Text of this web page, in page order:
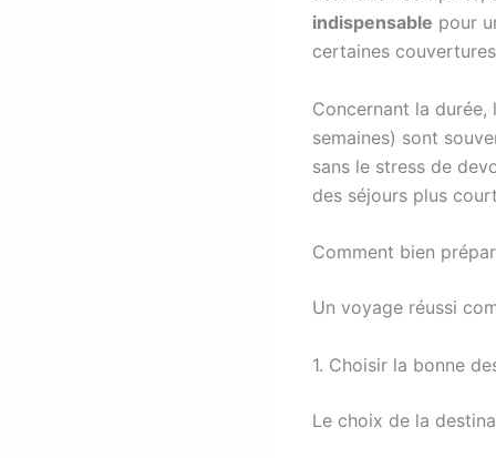
indispensable pour
certaines
Concernant la durée,
semaines) sont
sans le stress de
des séjours plus
Comment bien
Un voyage réussi
1. Choisir la bonne
Le choix de la